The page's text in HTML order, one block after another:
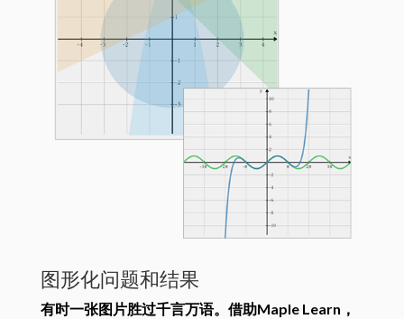
图形化问题和结果
有时一张图片胜过千言万语。借助Maple Learn，